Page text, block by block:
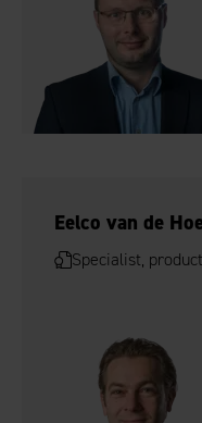
Eelco van de
Specialist,